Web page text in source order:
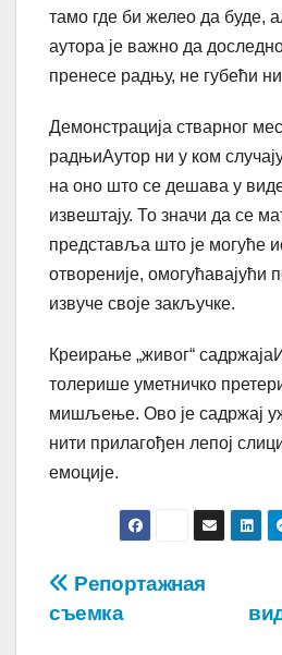
тамо где би желео да буде,
аутора је важно да
пренесе радњу, не губећи
Демонстрација стварног
радњиАутор ни у ком
на оно што се дешава у
извештају. То значи да се
представља што је могуће
отвореније, омогућавајући
извуче своје закључке.
Креирање „живог“
толерише уметничко
мишљење. Ово је садржај
нити прилагођен лепој
емоције.
Post
Репортажная
съемка